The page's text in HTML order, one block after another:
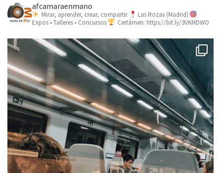
afcamaraenmano
Mirar, aprender, crear, compartir.
Las Rozas (Madrid)
Expos • Talleres • Concursos
Certámen: https://bit.ly/3VKMDWO